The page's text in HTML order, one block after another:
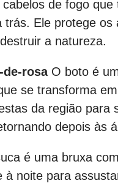
de fogo que
trás. Ele protege os
a natureza.
rosaO boto é
se transforma
da região para
depois às
é uma bruxa
à noite para